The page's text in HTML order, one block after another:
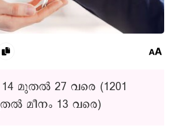
14 മുതല്‍ 27 വരെ (1201
മീനം 13 വരെ)